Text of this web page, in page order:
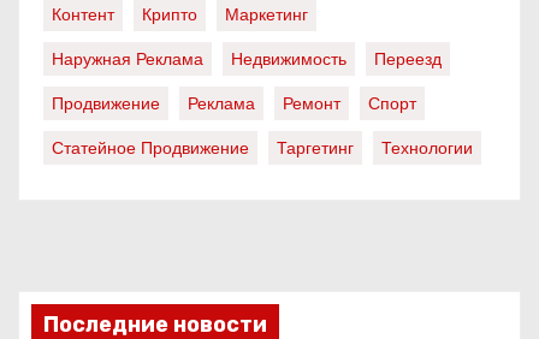
Контент
Крипто
Маркетинг
Наружная Реклама
Недвижимость
Переезд
Продвижение
Реклама Ремонт
Спорт
Статейное Продвижение
Таргетинг Технологии
Последние новости